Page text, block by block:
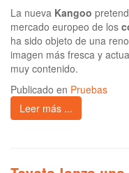
La nueva Kangoo
mercado europeo de los
ha sido objeto de una
imagen más fresca y
muy contenido.
Publicado en Pruebas
Leer más ...